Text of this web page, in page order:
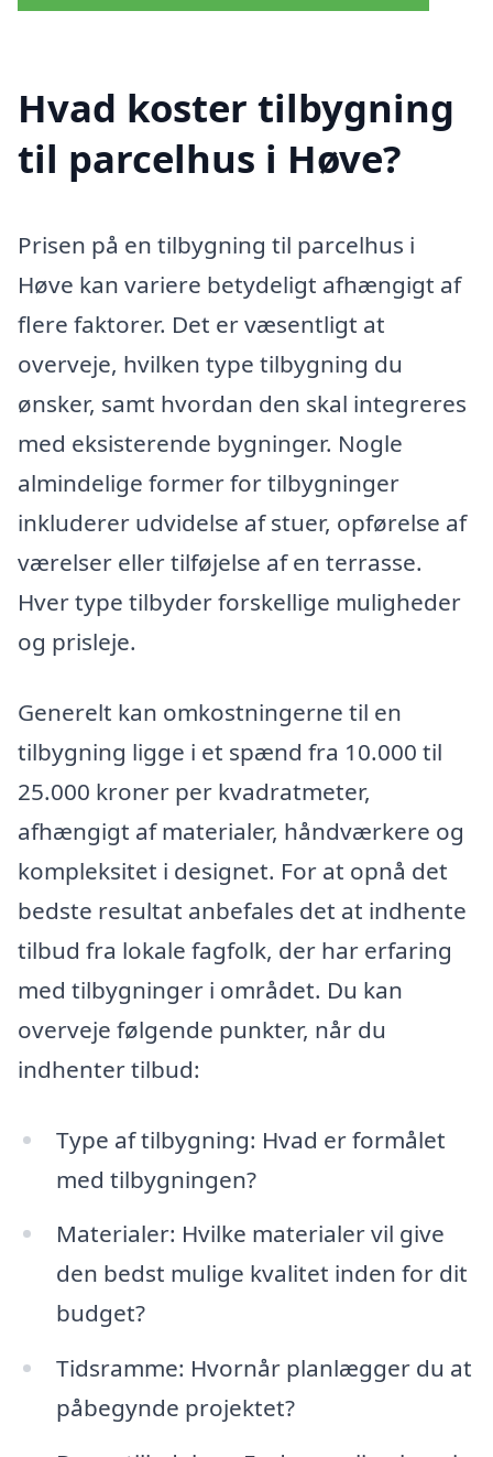
Hvad koster tilbygning
til parcelhus i Høve?
Prisen på en tilbygning til parcelhus i
Høve kan variere betydeligt afhængigt af
flere faktorer. Det er væsentligt at
overveje, hvilken type tilbygning du
ønsker, samt hvordan den skal integreres
med eksisterende bygninger. Nogle
almindelige former for tilbygninger
inkluderer udvidelse af stuer, opførelse af
værelser eller tilføjelse af en terrasse.
Hver type tilbyder forskellige muligheder
og prisleje.
Generelt kan omkostningerne til en
tilbygning ligge i et spænd fra 10.000 til
25.000 kroner per kvadratmeter,
afhængigt af materialer, håndværkere og
kompleksitet i designet. For at opnå det
bedste resultat anbefales det at indhente
tilbud fra lokale fagfolk, der har erfaring
med tilbygninger i området. Du kan
overveje følgende punkter, når du
indhenter tilbud:
Type af tilbygning: Hvad er formålet
med tilbygningen?
Materialer: Hvilke materialer vil give
den bedst mulige kvalitet inden for dit
budget?
Tidsramme: Hvornår planlægger du at
påbegynde projektet?